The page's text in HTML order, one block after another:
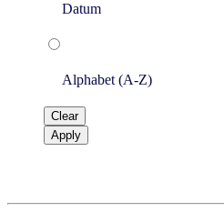
Datum
Alphabet (A-Z)
Clear
Apply